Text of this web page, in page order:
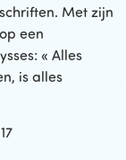
Met zijn
een
« Alles
is alles